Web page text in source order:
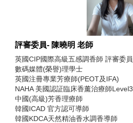
評審委員- 陳曉明 老師
英國CIP國際高級五感調香師 評審委員
數碼媒體(榮譽)理學士
英國注冊專業芳療師(PEOT及IFA)
NAHA 美國認証臨床香薰治療師Level3
中國(高級)芳香理療師
韓國ICAD 官方認可導師
韓國KDCA天然精油香水調香導師